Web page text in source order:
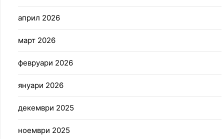
април 2026
март 2026
февруари 2026
януари 2026
декември 2025
ноември 2025